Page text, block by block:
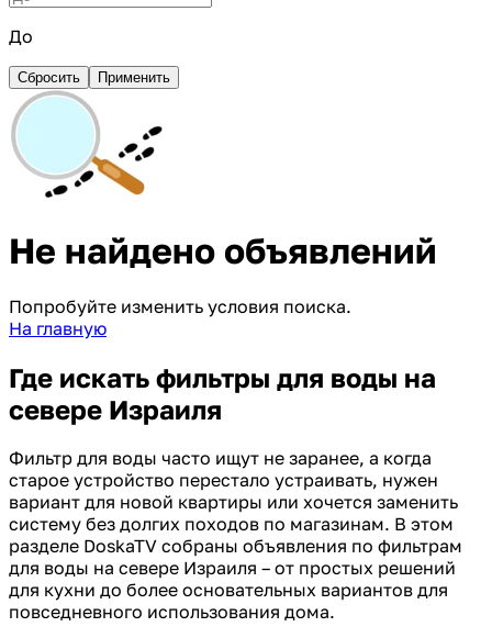
До
Сбросить Применить
Не найдено объявлений
Попробуйте изменить условия поиска.
На главную
Где искать фильтры для воды на
севере Израиля
Фильтр для воды часто ищут не заранее, а когда
старое устройство перестало устраивать, нужен
вариант для новой квартиры или хочется заменить
систему без долгих походов по магазинам. В этом
разделе DoskaTV собраны объявления по фильтрам
для воды на севере Израиля – от простых решений
для кухни до более основательных вариантов для
повседневного использования дома.